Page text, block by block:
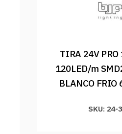
TIRA 24V
120LED/m
BLANCO FRIO
SKU: 24-